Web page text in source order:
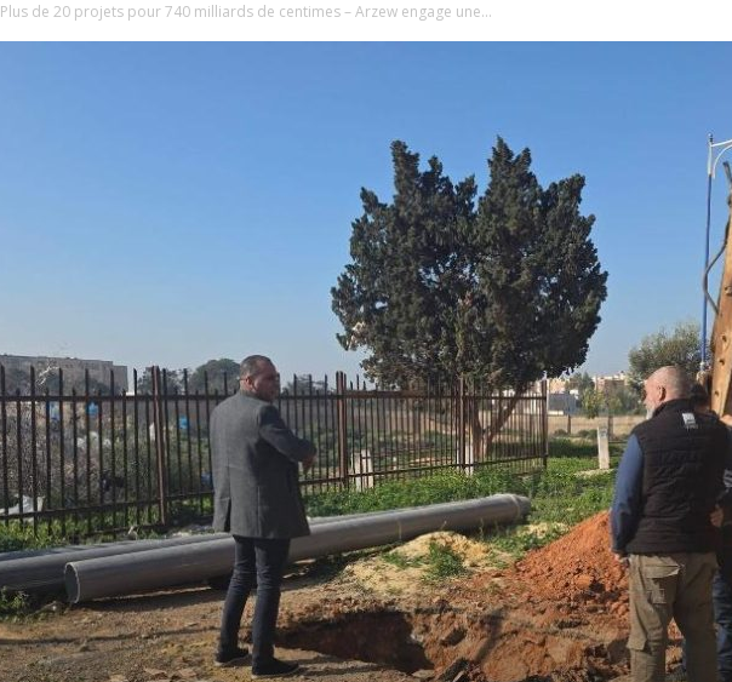
Plus de 20 projets pour 740 milliards de centimes – Arzew engage une...